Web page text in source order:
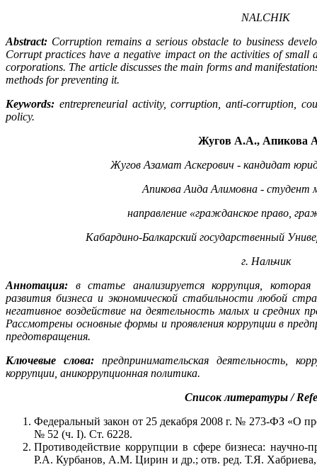
NALCHIK
Abstract: Corruption remains a serious obstacle to business
Corrupt practices have a negative impact on the activities of small
corporations. The article discusses the main forms and
methods for preventing it.
Keywords: entrepreneurial activity, corruption, anti-corruption,
policy.
Жугов А.А., Апикова
Жугов Азамат Аскерович - кандидат
Апикова Аида Алимовна - студент
направление «гражданское право,
Кабардино-Балкарский государственный
г. Нальчик
Аннотация: в статье анализируется коррупция,
развития бизнеса и экономической стабильности любой
негативное воздействие на деятельность малых и средних
Рассмотрены основные формы и проявления коррупции в
предотвращения.
Ключевые слова: предпринимательская деятельность,
коррупции, аникоррупционная политика.
Список литературы /
Федеральный закон от 25 декабря 2008 г. № 273-ФЗ «О
№ 52 (ч. I). Ст. 6228.
Противодействие коррупции в сфере бизнеса:
Р.А. Курбанов, А.М. Цирин и др.; отв. ред. Т.Я. Хабриева,